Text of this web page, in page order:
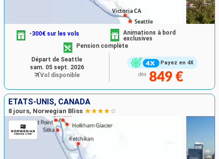
Payez en 4X
-300€ sur les vols
Animations à bord
exclusives
Pension complète
dès 849 €
Départ de Seattle
sam. 05 sept. 2026
Vol disponible
ÉTATS-UNIS, CANADA
8 jours, Norwegian Bliss